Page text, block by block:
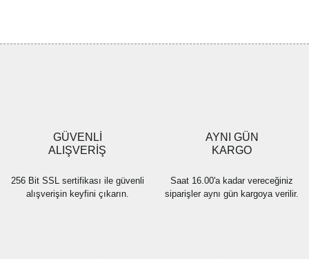
Ürün fiyatı diğer sitelerden daha pahalı.
Bu ürüne benzer farklı alternatifler olmalı.
GÜVENLİ
ALIŞVERİŞ
256 Bit SSL sertifikası ile güvenli
alışverişin keyfini çıkarın.
AYNI GÜN
KARGO
Saat 16.00'a kadar vereceğiniz
siparişler aynı gün kargoya verilir.